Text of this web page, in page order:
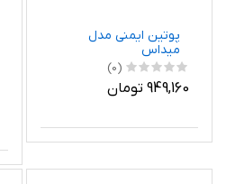
پوتین ایمنی مدل
میداس
(0)
949,160 تومان